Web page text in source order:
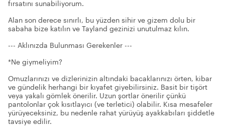
fırsatını sunabiliyorum.
Alan son derece sınırlı, bu yüzden sihir ve gizem dolu bir
sabaha bize katılın ve Tayland gezinizi unutulmaz kılın.
--- Aklınızda Bulunması Gerekenler ---
*Ne giymeliyim?
Omuzlarınızı ve dizlerinizin altındaki bacaklarınızı örten, kibar
ve gündelik herhangi bir kıyafet giyebilirsiniz. Basit bir tişört
veya yakalı gömlek önerilir. Uzun şortlar önerilir çünkü
pantolonlar çok kısıtlayıcı (ve terletici) olabilir. Kısa mesafeler
yürüyeceksiniz, bu nedenle rahat yürüyüş ayakkabıları şiddetle
tavsiye edilir.